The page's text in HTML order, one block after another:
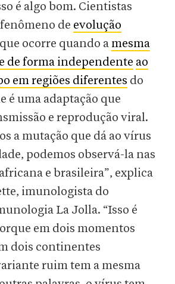
é algo bom. Cientistas
de evolução
ocorre quando a mesma
de forma independente ao
em regiões diferentes do
é uma adaptação que
e reprodução viral.
a mutação que dá ao vírus
podemos observá-la nas
e brasileira”, explica
imunologista do
La Jolla. “Isso é
em dois momentos
dois continentes
ruim tem a mesma